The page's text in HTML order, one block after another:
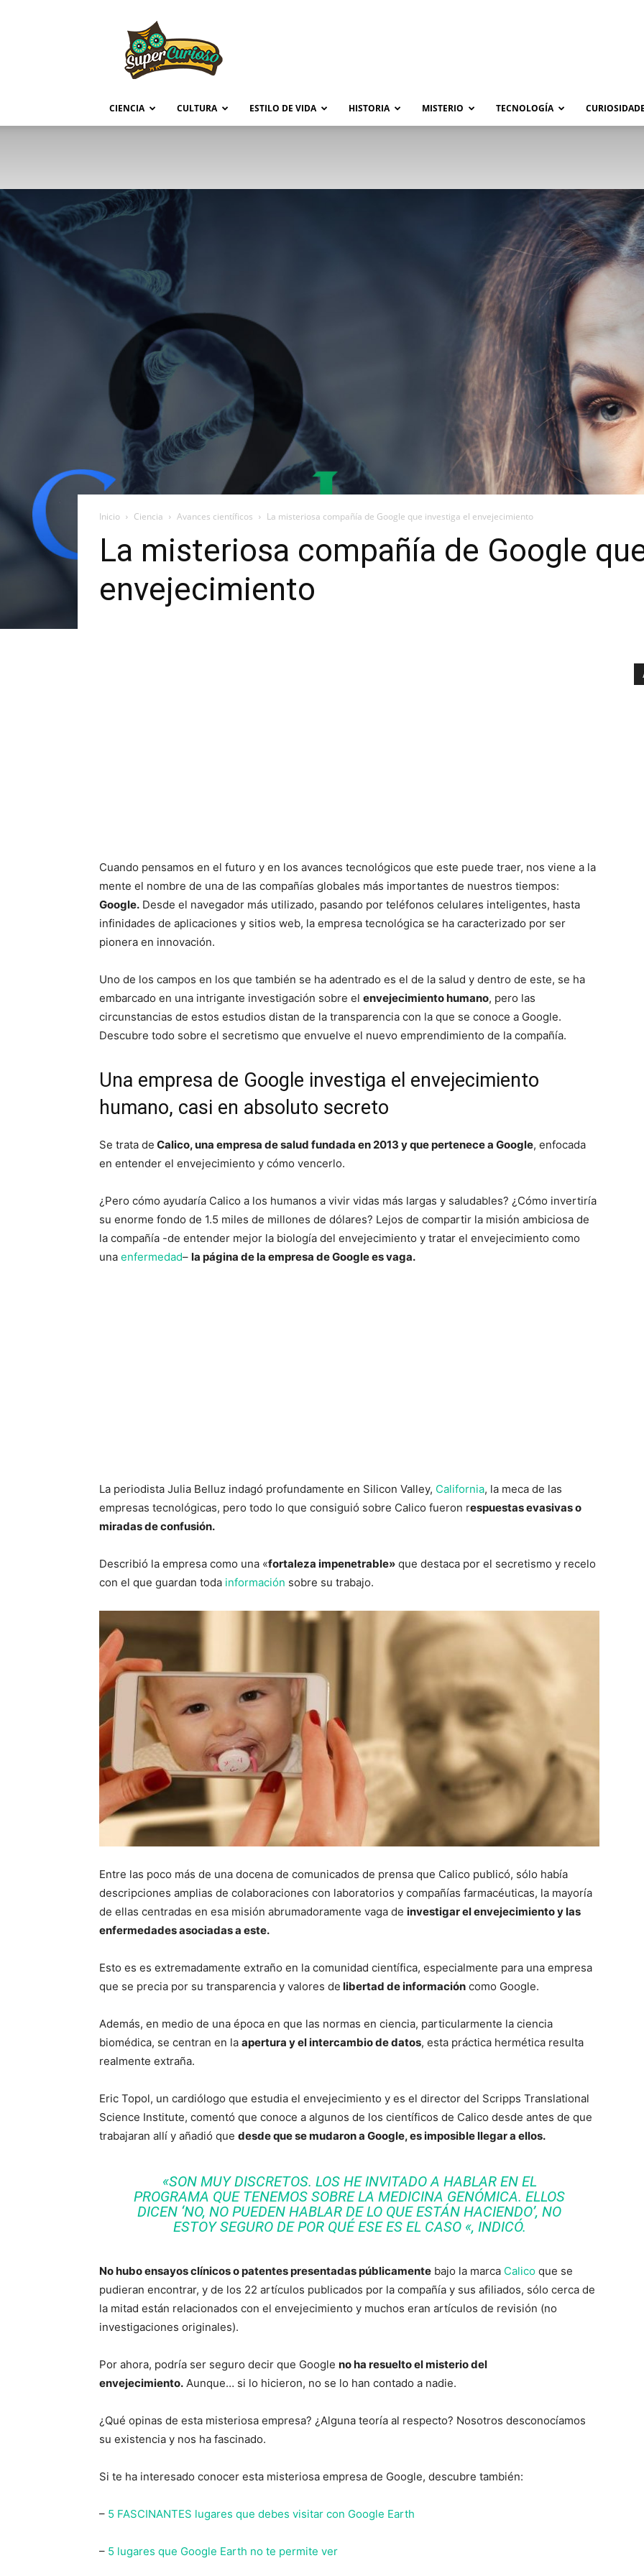
CIENCIA CULTURA ESTILO DE VIDA HISTORIA MISTERIO TECNOLOGÍA
Inicio Ciencia Avances científicos La misteriosa compañía de Google que investiga el envejecimiento
La misteriosa compañía de Google
envejecimiento
Cuando pensamos en el futuro y en los avances tecnológicos que este puede traer, nos viene a la
mente el nombre de una de las compañías globales más importantes de nuestros tiempos:
Google. Desde el navegador más utilizado, pasando por teléfonos celulares inteligentes, hasta
infinidades de aplicaciones y sitios web, la empresa tecnológica se ha caracterizado por ser
pionera en innovación.
Uno de los campos en los que también se ha adentrado es el de la salud y dentro de este, se ha
embarcado en una intrigante investigación sobre el envejecimiento humano, pero las
circunstancias de estos estudios distan de la transparencia con la que se conoce a Google.
Descubre todo sobre el secretismo que envuelve el nuevo emprendimiento de la compañía.
Una empresa de Google investiga el envejecimiento
humano, casi en absoluto secreto
Se trata de Calico, una empresa de salud fundada en 2013 y que pertenece a Google, enfocada
en entender el envejecimiento y cómo vencerlo.
¿Pero cómo ayudaría Calico a los humanos a vivir vidas más largas y saludables? ¿Cómo invertiría
su enorme fondo de 1.5 miles de millones de dólares? Lejos de compartir la misión ambiciosa de
la compañía -de entender mejor la biología del envejecimiento y tratar el envejecimiento como
una enfermedad– la página de la empresa de Google es vaga.
La periodista Julia Belluz indagó profundamente en Silicon Valley, California, la meca de las
empresas tecnológicas, pero todo lo que consiguió sobre Calico fueron respuestas evasivas o
miradas de confusión.
Describió la empresa como una «fortaleza impenetrable» que destaca por el secretismo y recelo
con el que guardan toda información sobre su trabajo.
Entre las poco más de una docena de comunicados de prensa que Calico publicó, sólo había
descripciones amplias de colaboraciones con laboratorios y compañías farmacéuticas, la mayoría
de ellas centradas en esa misión abrumadoramente vaga de investigar el envejecimiento y las
enfermedades asociadas a este.
Esto es es extremadamente extraño en la comunidad científica, especialmente para una empresa
que se precia por su transparencia y valores de libertad de información como Google.
Además, en medio de una época en que las normas en ciencia, particularmente la ciencia
biomédica, se centran en la apertura y el intercambio de datos, esta práctica hermética resulta
realmente extraña.
Eric Topol, un cardiólogo que estudia el envejecimiento y es el director del Scripps Translational
Science Institute, comentó que conoce a algunos de los científicos de Calico desde antes de que
trabajaran allí y añadió que desde que se mudaron a Google, es imposible llegar a ellos.
«SON MUY DISCRETOS. LOS HE INVITADO A HABLAR EN EL
PROGRAMA QUE TENEMOS SOBRE LA MEDICINA GENÓMICA. ELLOS
DICEN ‘NO, NO PUEDEN HABLAR DE LO QUE ESTÁN HACIENDO’, NO
ESTOY SEGURO DE POR QUÉ ESE ES EL CASO «, INDICÓ.
No hubo ensayos clínicos o patentes presentadas públicamente bajo la marca Calico que se
pudieran encontrar, y de los 22 artículos publicados por la compañía y sus afiliados, sólo cerca de
la mitad están relacionados con el envejecimiento y muchos eran artículos de revisión (no
investigaciones originales).
Por ahora, podría ser seguro decir que Google no ha resuelto el misterio del
envejecimiento. Aunque… si lo hicieron, no se lo han contado a nadie.
¿Qué opinas de esta misteriosa empresa? ¿Alguna teoría al respecto? Nosotros desconocíamos
su existencia y nos ha fascinado.
Si te ha interesado conocer esta misteriosa empresa de Google, descubre también:
– 5 FASCINANTES lugares que debes visitar con Google Earth
– 5 lugares que Google Earth no te permite ver